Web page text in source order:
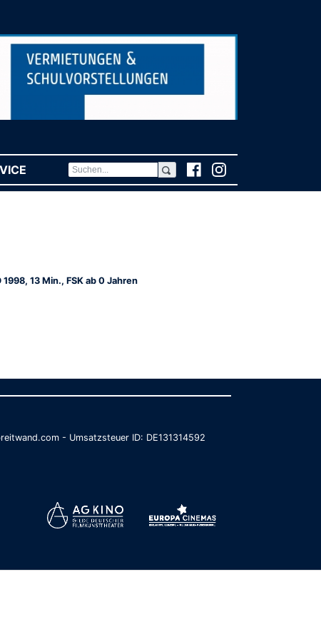
(CURRENT)
1998, 13 Min., FSK ab 0 Jahren
- Umsatzsteuer ID: DE131314592